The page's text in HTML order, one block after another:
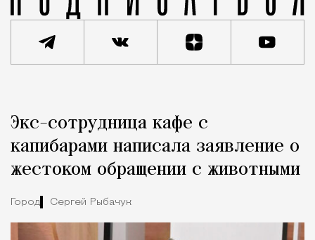
Город
Экс-сотрудница кафе с
капибарами написала заявление о
жестоком обращении с животными
Город Сергей Рыбачук